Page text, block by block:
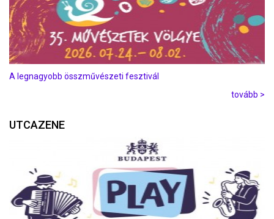
A legnagyobb összművészeti fesztivál
tovább >
UTCAZENE